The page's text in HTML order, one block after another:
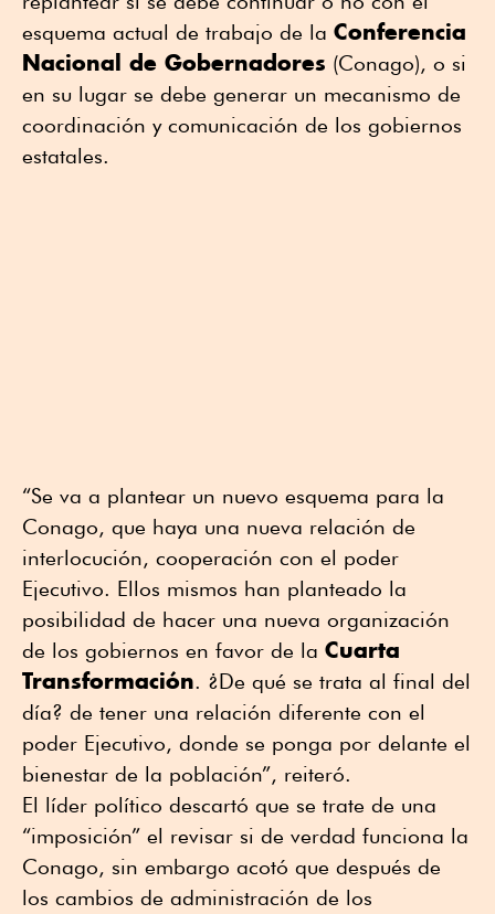
esquema actual de trabajo de la Conferencia
Nacional de Gobernadores (Conago), o si
en su lugar se debe generar un mecanismo de
coordinación y comunicación de los gobiernos
estatales.
“Se va a plantear un nuevo esquema para la
Conago, que haya una nueva relación de
interlocución, cooperación con el poder
Ejecutivo. Ellos mismos han planteado la
posibilidad de hacer una nueva organización
de los gobiernos en favor de la Cuarta
Transformación. ¿De qué se trata al final del
día? de tener una relación diferente con el
poder Ejecutivo, donde se ponga por delante el
bienestar de la población”, reiteró.
El líder político descartó que se trate de una
“imposición” el revisar si de verdad funciona la
Conago, sin embargo acotó que después de
los cambios de administración de los